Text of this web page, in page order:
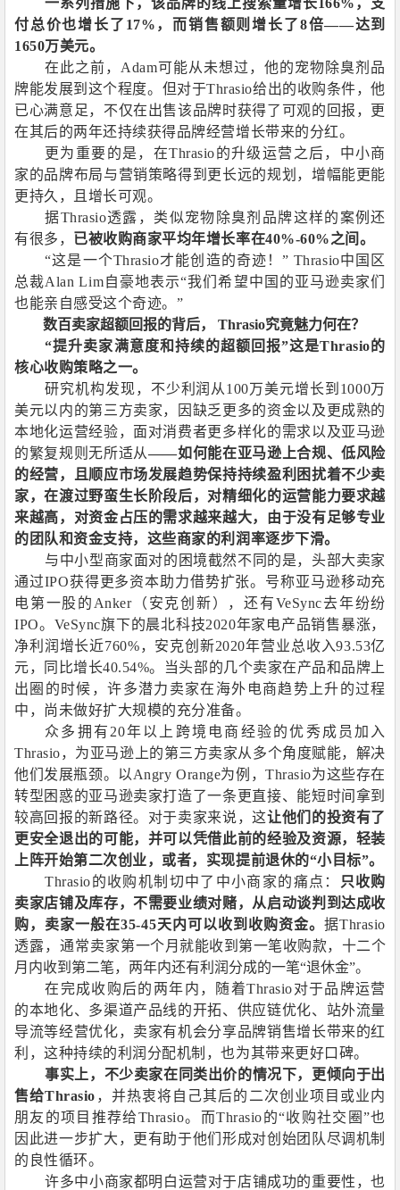
一系列措施下，该品牌的线上搜索量增长 166% ，支
付总价也增长了 17% ，而销售额则增长了8倍——达到
1650万美元。
在此之前， Adam可能从未想过，他的宠物除臭剂品
牌能发展到这个程度。但对于Thrasio给出的收购条件，他
已心满意足，不仅在出售该品牌时获得了可观的回报，更
在其后的两年还持续获得品牌经营增长带来的分红。
更为重要的是，在Thrasio的升级运营之后，中小商
家的品牌布局与营销策略得到更长远的规划，增幅能更能
更持久，且增长可观。
据Thrasio透露，类似宠物除臭剂品牌这样的案例还
有很多，
已被收购商家平均年增长率在40%-60%之间。
“这是一个Thrasio才能创造的奇迹！” Thrasio中国区
总裁Alan Lim自豪地表示“我们希望中国的亚马逊卖家们
也能亲自感受这个奇迹。”
数百卖家超额回报的背后，
Thrasio究竟魅力何在？
“提升卖家满意度和持续的超额回报”这是Thrasio的
核心收购策略之一。
研究机构发现，不少利润从 100万美元增长到 1000万
美元以内的第三方卖家，因缺乏更多的资金以及更成熟的
本地化运营经验，面对消费者更多样化的需求以及亚马逊
的繁复规则无所适从——如何能在亚马逊上合规、低风险
的经营，且顺应市场发展趋势保持持续盈利困扰着不少卖
家，在渡过野蛮生长阶段后，对精细化的运营能力要求越
来越高，对资金占压的需求越来越大，由于没有足够专业
的团队和资金支持，这些商家的利润率逐步下滑。
与中小型商家面对的困境截然不同的是，头部大卖家
通过IPO获得更多资本助力借势扩张。号称亚马逊移动充
电第一股的 Anker（安克创新），还有VeSync去年纷纷
IPO。 VeSync旗下的晨北科技2020年家电产品销售暴涨，
净利润增长近760%，安克创新2020年营业总收入93.53亿
元，同比增长40.54%。当头部的几个卖家在产品和品牌上
出圈的时候，许多潜力卖家在海外电商趋势上升的过程
中，尚未做好扩大规模的充分准备。
众多拥有 20年以上跨境电商经验的优秀成员加入
Thrasio，为亚马逊上的第三方卖家从多个角度赋能，解决
他们发展瓶颈。以 Angry Orange为例，Thrasio为这些存在
转型困惑的亚马逊卖家打造了一条更直接、能短时间拿到
较高回报的新路径。对于卖家来说，这让他们的投资有了
更安全退出的可能，并可以凭借此前的经验及资源，轻装
上阵开始第二次创业，或者，实现提前退休的“小目标”。
Thrasio的收购机制切中了中小商家的痛点：
只收购
卖家店铺及库存，不需要业绩对赌，从启动谈判到达成收
购，卖家一般在35-45天内可以收到收购资金。据Thrasio
透露，通常卖家第一个月就能收到第一笔收购款，十二个
月内收到第二笔，两年内还有利润分成的一笔“退休金”。
在完成收购后的两年内，随着Thrasio对于品牌运营
的本地化、多渠道产品线的开拓、供应链优化、站外流量
导流等经营优化，卖家有机会分享品牌销售增长带来的红
利，这种持续的利润分配机制，也为其带来更好口碑。
事实上，不少卖家在同类出价的情况下，更倾向于出
售给Thrasio ，并热衷将自己其后的二次创业项目或业内
朋友的项目推荐给Thrasio。而Thrasio的“收购社交圈”也
因此进一步扩大，更有助于他们形成对创始团队尽调机制
的良性循环。
许多中小商家都明白运营对于店铺成功的重要性，也